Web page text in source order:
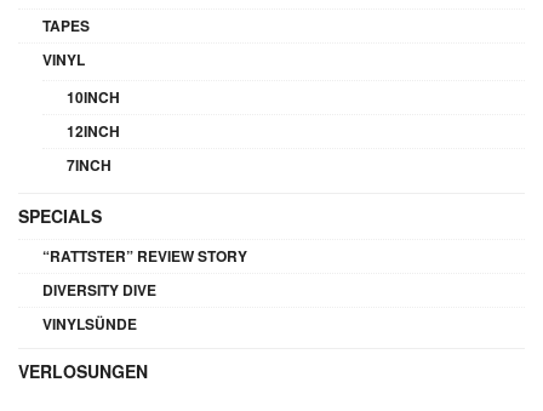
TAPES
VINYL
10INCH
12INCH
7INCH
SPECIALS
“RATTSTER” REVIEW STORY
DIVERSITY DIVE
VINYLSÜNDE
VERLOSUNGEN